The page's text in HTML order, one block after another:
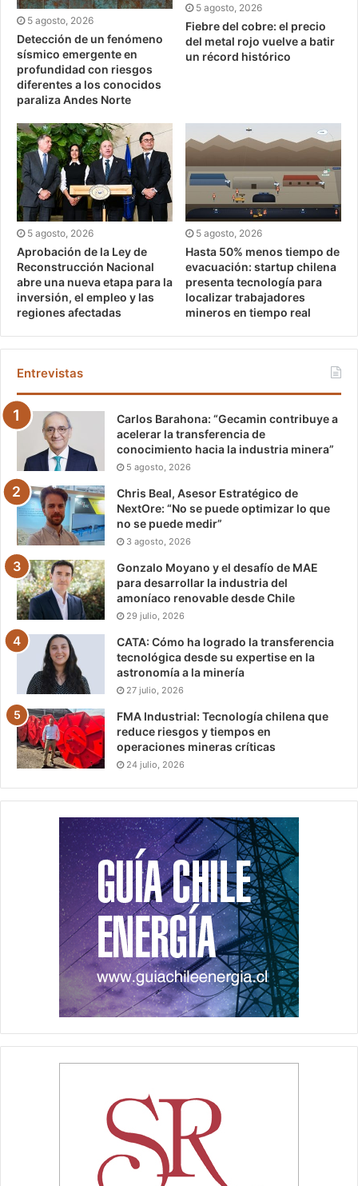
5 agosto, 2026
Detección de un fenómeno
sísmico emergente en
profundidad con riesgos
diferentes a los conocidos
paraliza Andes Norte
5 agosto, 2026
Fiebre del cobre: el precio
del metal rojo vuelve a batir
un récord histórico
5 agosto, 2026
Aprobación de la Ley de
Reconstrucción Nacional
abre una nueva etapa para la
inversión, el empleo y las
regiones afectadas
5 agosto, 2026
Hasta 50% menos tiempo de
evacuación: startup chilena
presenta tecnología para
localizar trabajadores
mineros en tiempo real
Entrevistas
Carlos Barahona: “Gecamin contribuye a
acelerar la transferencia de
conocimiento hacia la industria minera”
5 agosto, 2026
Chris Beal, Asesor Estratégico de
NextOre: “No se puede optimizar lo que
no se puede medir”
3 agosto, 2026
Gonzalo Moyano y el desafío de MAE
para desarrollar la industria del
amoníaco renovable desde Chile
29 julio, 2026
CATA: Cómo ha logrado la transferencia
tecnológica desde su expertise en la
astronomía a la minería
27 julio, 2026
FMA Industrial: Tecnología chilena que
reduce riesgos y tiempos en
operaciones mineras críticas
24 julio, 2026